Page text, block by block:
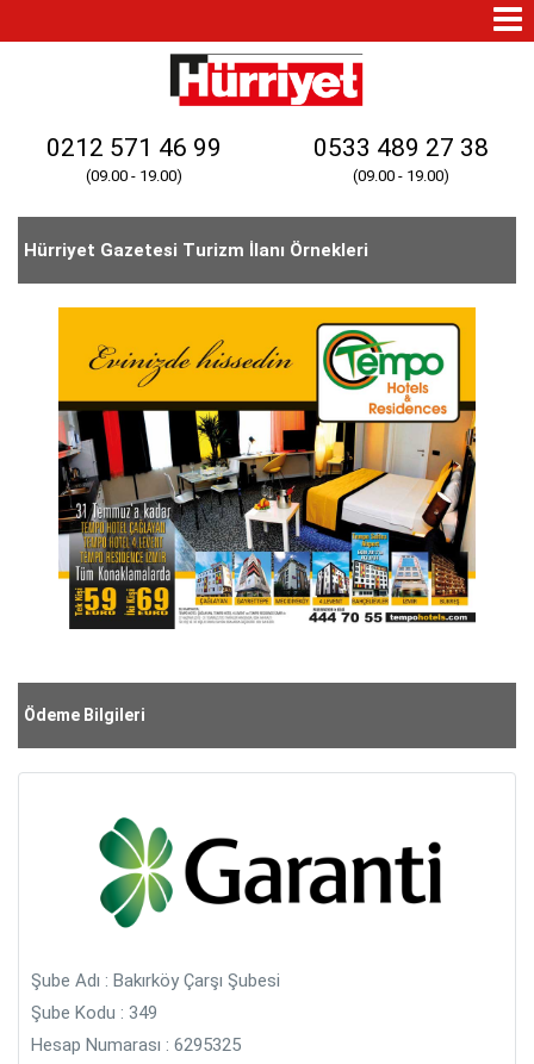
0212 571 46 99
(09.00 - 19.00)
0533 489 27 38
(09.00 - 19.00)
Hürriyet Gazetesi Turizm İlanı Örnekleri
Ödeme Bilgileri
Şube Adı : Bakırköy Çarşı Şubesi
Şube Kodu : 349
Hesap Numarası : 6295325